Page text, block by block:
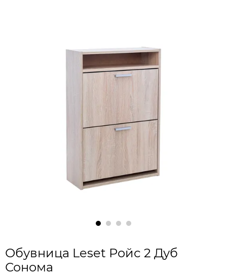
Обувница Leset Ройс 2 Дуб
Сонома